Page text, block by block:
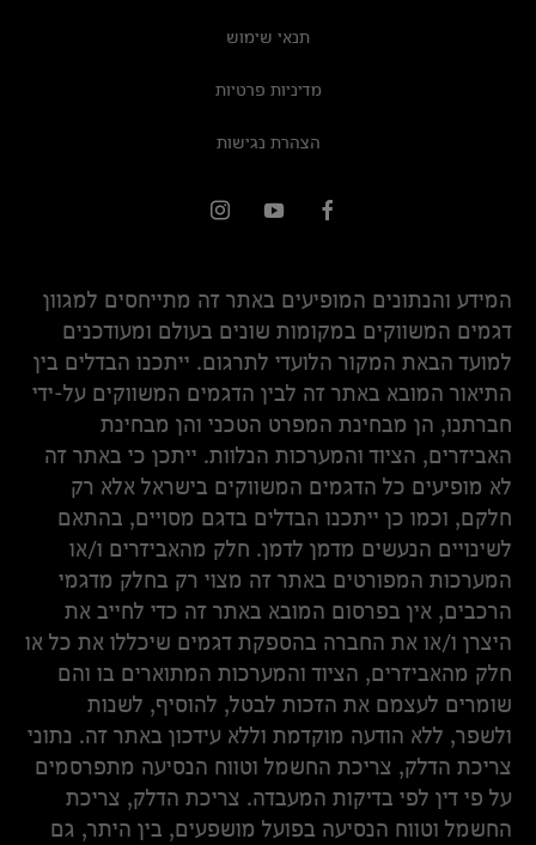
תנאי שימוש
מדיניות פרטיות
הצהרת נגישות
המידע והנתונים המופיעים באתר זה מתייחסים למגוון
דגמים המשווקים במקומות שונים בעולם ומעודכנים
למועד הבאת המקור הלועדי לתרגום. ייתכנו הבדלים בין
התיאור המובא באתר זה לבין הדגמים המשווקים על-ידי
חברתנו, הן מבחינת המפרט הטכני והן מבחינת
האביזרים, הציוד והמערכות הנלוות. ייתכן כי באתר זה
לא מופיעים כל הדגמים המשווקים בישראל אלא רק
חלקם, וכמו כן ייתכנו הבדלים בדגם מסויים, בהתאם
לשינויים הנעשים מדמן לדמן. חלק מהאביזרים ו/או
המערכות המפורטים באתר זה מצוי רק בחלק מדגמי
הרכבים, אין בפרסום המובא באתר זה כדי לחייב את
היצרן ו/או את החברה בהספקת דגמים שיכללו את כל או
חלק מהאביזרים, הציוד והמערכות המתוארים בו והם
שומרים לעצמם את הזכות לבטל, להוסיף, לשנות
ולשפר, ללא הודעה מוקדמת וללא עידכון באתר זה. נתוני
צריכת הדלק, צריכת החשמל וטווח הנסיעה מתפרסמים
על פי דין לפי בדיקות המעבדה. צריכת הדלק, צריכת
החשמל וטווח הנסיעה בפועל מושפעים, בין היתר, גם